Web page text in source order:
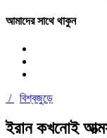
আমাদের সাথে থাকুন
/ বিশ্বজুড়ে
ইরান কখনোই